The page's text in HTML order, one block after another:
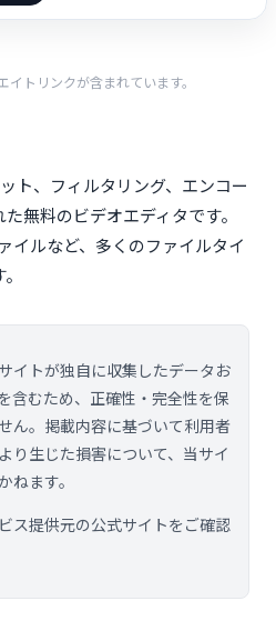
トリンクが含まれています。
ト、フィルタリング、エンコー
無料のビデオエディタです。
イルなど、多くのファイルタイ
イトが独自に収集したデータお
含むため、正確性・完全性を保
ん。掲載内容に基づいて利用者
り生じた損害について、当サイ
ねます。
ス提供元の公式サイトをご確認